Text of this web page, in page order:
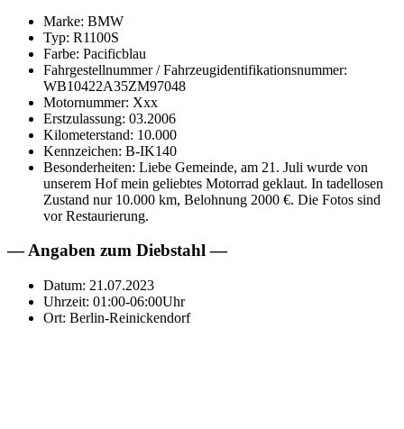
Marke: BMW
Typ: R1100S
Farbe: Pacificblau
Fahrgestellnummer / Fahrzeugidentifikationsnummer:
WB10422A35ZM97048
Motornummer: Xxx
Erstzulassung: 03.2006
Kilometerstand: 10.000
Kennzeichen: B-IK140
Besonderheiten: Liebe Gemeinde, am 21. Juli wurde von
unserem Hof mein geliebtes Motorrad geklaut. In tadellosen
Zustand nur 10.000 km, Belohnung 2000 €. Die Fotos sind
vor Restaurierung.
— Angaben zum Diebstahl —
Datum: 21.07.2023
Uhrzeit: 01:00-06:00Uhr
Ort: Berlin-Reinickendorf